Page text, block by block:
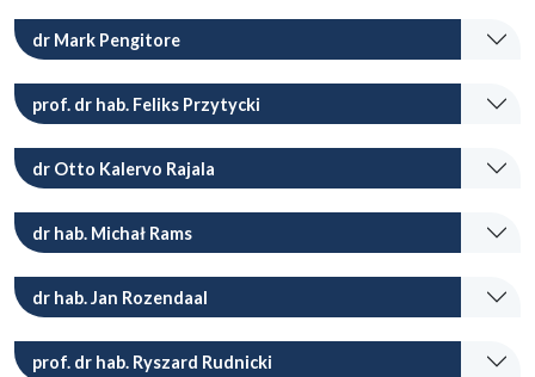
dr Mark Pengitore
prof. dr hab. Feliks Przytycki
dr Otto Kalervo Rajala
dr hab. Michał Rams
dr hab. Jan Rozendaal
prof. dr hab. Ryszard Rudnicki